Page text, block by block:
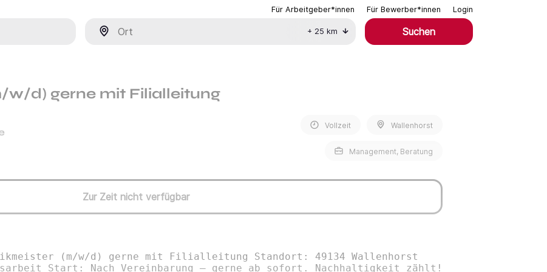
Für Arbeitgeber*innen Für Bewerber*innen Login
+ 25 km Suchen
w/d) gerne mit Filialleitung
Vollzeit Wallenhorst
Management, Beratung
Zur Zeit nicht verfügbar
(m/w/d) gerne mit Filialleitung Standort: 49134 Wallenhorst
Start: Nach Vereinbarung – gerne ab sofort. Nachhaltigkeit zählt!